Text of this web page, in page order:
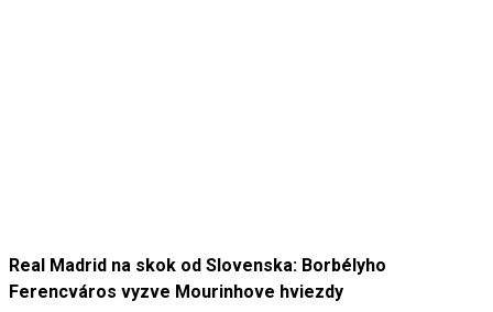
Real Madrid na skok od Slovenska: Borbélyho
Ferencváros vyzve Mourinhove hviezdy